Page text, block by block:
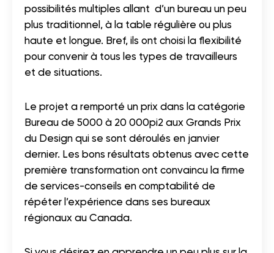
possibilités multiples allant d’un bureau un peu
plus traditionnel, à la table régulière ou plus
haute et longue. Bref, ils ont choisi la flexibilité
pour convenir à tous les types de travailleurs
et de situations.
Le projet a remporté un prix dans la catégorie
Bureau de 5000 à 20 000pi2 aux Grands Prix
du Design qui se sont déroulés en janvier
dernier. Les bons résultats obtenus avec cette
première transformation ont convaincu la firme
de services-conseils en comptabilité de
répéter l’expérience dans ses bureaux
régionaux au Canada.